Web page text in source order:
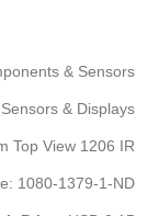
& Sensors
Sensors & Displays
Top View 1206 IR
1080-1379-1-ND